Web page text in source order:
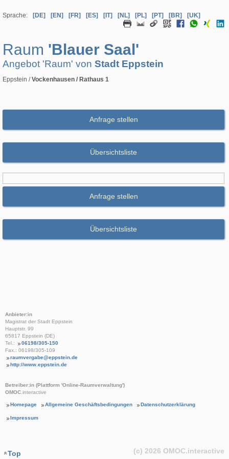
Sprache: [DE] [EN] [FR] [ES] [IT] [NL] [PL] [PT] [BR] [UK]
Raum 'Blauer Saal'
Angebot 'Raum' von Stadt Eppstein
Eppstein /Vockenhausen / Rathaus 1
Anfrage stellen
Übersichtsliste
Anfrage stellen
Übersichtsliste
Anbieter:in
Magistrat der Stadt Eppstein
Hauptstr. 99
65817 Eppstein (DE)
Tel.:
06198/305-150
Fax.: 06198/305-109
raumvergabe@eppstein.de
http://www.eppstein.de
Betreiber:in (Plattform 'Online-Raumverwaltung')
OMOC.interactive
Homepage Allgemeine Geschäftsbedingungen Datenschutzerklärung
Impressum
Top (c) 2026 OMOC.interactive